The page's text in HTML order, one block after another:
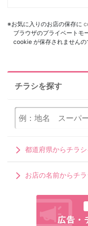
※お気に入りのお店の保存に
ブラウザのプライベートモ
cookie が保存されませんの
チラシを探す
都道府県からチラ
お店の名前からチ